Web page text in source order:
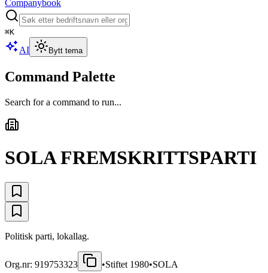
Companybook
⌘K
AI Bytt tema
Command Palette
Search for a command to run...
SOLA FREMSKRITTSPARTI
Politisk parti, lokallag.
Org.nr: 919753323 •Stiftet 1980•SOLA